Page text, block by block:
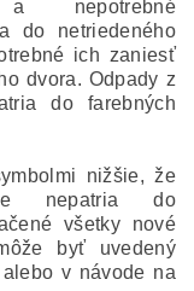
a nepotrebné
do netriedeného
ich zaniesť
dvora. Odpady z
do farebných
nižšie, že
nepatria do
všetky nové
byť uvedený
v návode na